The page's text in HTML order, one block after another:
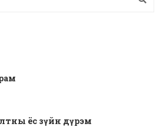
ёс зүйн дүрэм